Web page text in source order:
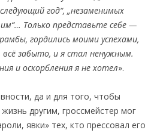
следующий год“, „незаменимых
… Только представьте себе —
гордились моими успехами,
всё забыто, и я стал ненужным.
и оскорбления я не хотел».
да и для того, чтобы
другим, гроссмейстер мог
явки» тех, кто прессовал его